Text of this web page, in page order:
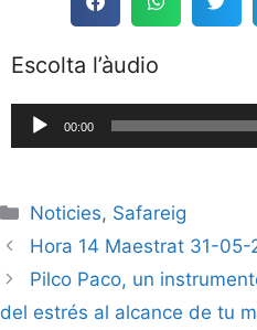
Escolta l’àudio
Reproductor
de
00:00
Noticies, Safareig
Hora 14 Maestrat 31-05-
Pilco Paco, un
del estrés al alcance de tu